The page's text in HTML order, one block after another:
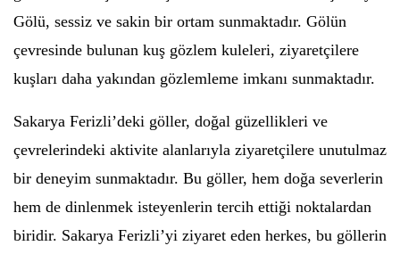
Gölü, sessiz ve sakin bir ortam sunmaktadır. Gölün
çevresinde bulunan kuş gözlem kuleleri, ziyaretçilere
kuşları daha yakından gözlemleme imkanı sunmaktadır.
Sakarya Ferizli’deki göller, doğal güzellikleri ve
çevrelerindeki aktivite alanlarıyla ziyaretçilere unutulmaz
bir deneyim sunmaktadır. Bu göller, hem doğa severlerin
hem de dinlenmek isteyenlerin tercih ettiği noktalardan
biridir. Sakarya Ferizli’yi ziyaret eden herkes, bu göllerin